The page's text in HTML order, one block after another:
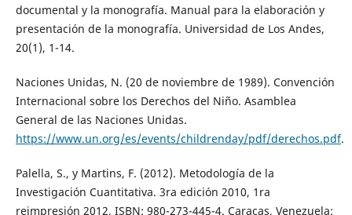
documental y la monografía. Manual para la elaboración y
presentación de la monografía. Universidad de Los Andes,
20(1), 1-14.
Naciones Unidas, N. (20 de noviembre de 1989). Convención
Internacional sobre los Derechos del Niño. Asamblea
General de las Naciones Unidas.
https://www.un.org/es/events/childrenday/pdf/derechos.pdf.
Palella, S., y Martins, F. (2012). Metodología de la
Investigación Cuantitativa. 3ra edición 2010, 1ra
reimpresión 2012, ISBN: 980-273-445-4. Caracas, Venezuela: